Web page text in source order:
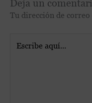
Deja un
Tu dirección de
aquí...